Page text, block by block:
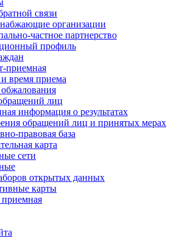
связи
организации
частное партнерство
профиль
приемная
время приема
лиц
информация о результатах
обращений лиц и принятых мерах
правовая база
карта
сети
открытых данных
карты